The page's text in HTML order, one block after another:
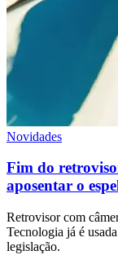
Novidades
Fim do
aposentar o
Retrovisor com
Tecnologia já é
legislação.